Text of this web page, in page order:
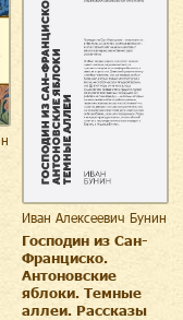
Иван Алексеевич Бунин
Господин из Сан-
Франциско.
Антоновские
яблоки. Темные
аллеи. Рассказы